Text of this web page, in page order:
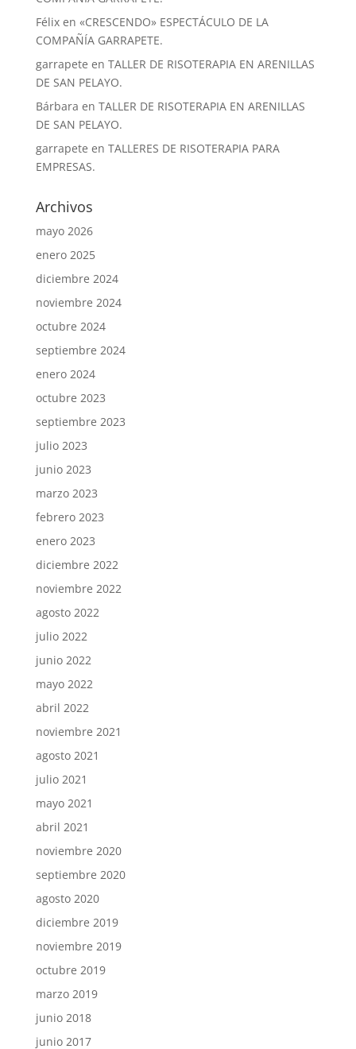
Félixen «CRESCENDO» ESPECTÁCULO DE LA
COMPAÑÍA GARRAPETE.
garrapete en TALLER DE RISOTERAPIA EN ARENILLAS
DE SAN PELAYO.
Bárbara en TALLER DE RISOTERAPIA EN ARENILLAS
DE SAN PELAYO.
garrapete en TALLERES DE RISOTERAPIA PARA
EMPRESAS.
Archivos
mayo 2026
enero 2025
diciembre 2024
noviembre 2024
octubre 2024
septiembre 2024
enero 2024
octubre 2023
septiembre 2023
julio 2023
junio 2023
marzo 2023
febrero 2023
enero 2023
diciembre 2022
noviembre 2022
agosto 2022
julio 2022
junio 2022
mayo 2022
abril 2022
noviembre 2021
agosto 2021
julio 2021
mayo 2021
abril 2021
noviembre 2020
septiembre 2020
agosto 2020
diciembre 2019
noviembre 2019
octubre 2019
marzo 2019
junio 2018
junio 2017